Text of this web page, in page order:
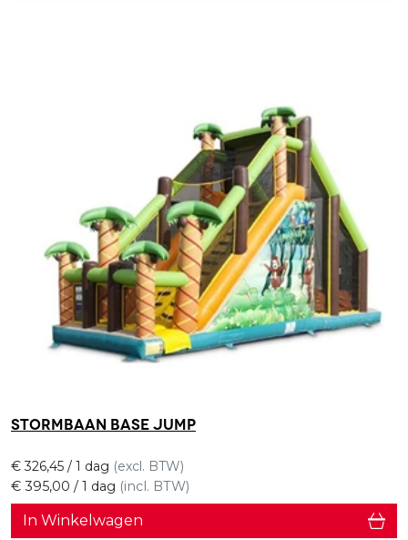
Stormbaan Base Jump
€ 395,00 / 1 dag (incl. BTW)
€ 326,45 / 1 dag (excl. BTW)
In Winkelwagen